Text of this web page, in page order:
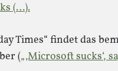
(…).
Times“ findet das
(„‚Microsoft sucks‘,